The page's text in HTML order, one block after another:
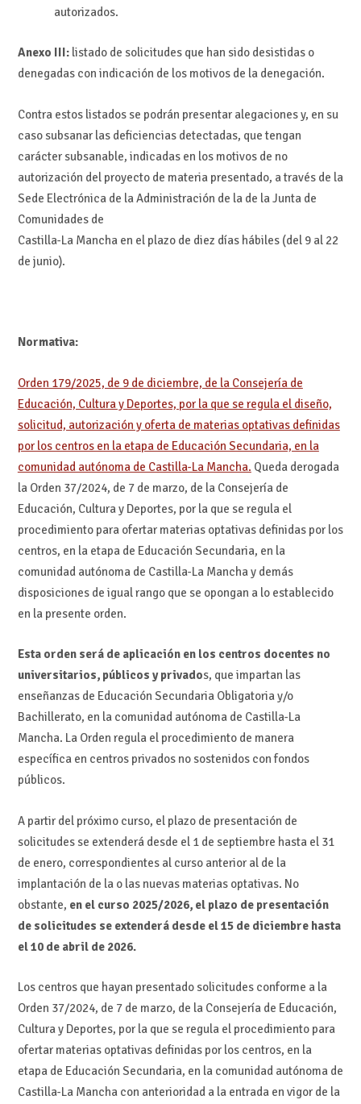
autorizados.
Anexo III:listado de solicitudes que han sido desistidas o
denegadas con indicación de los motivos de la denegación.
Contra estos listados se podrán presentar alegaciones y, en su
caso subsanar las deficiencias detectadas, que tengan
carácter subsanable, indicadas en los motivos de no
autorización del proyecto de materia presentado, a través de la
Sede Electrónica de la Administración de la de la Junta de
Comunidades de
Castilla-La Mancha en el plazo de diez días hábiles (del 9 al 22
de junio).
Normativa:
Orden 179/2025, de 9 de diciembre, de la Consejería de
Educación, Cultura y Deportes, por la que se regula el diseño,
solicitud, autorización y oferta de materias optativas definidas
por los centros en la etapa de Educación Secundaria, en la
comunidad autónoma de Castilla-La Mancha. Queda derogada
la Orden 37/2024, de 7 de marzo, de la Consejería de
Educación, Cultura y Deportes, por la que se regula el
procedimiento para ofertar materias optativas definidas por los
centros, en la etapa de Educación Secundaria, en la
comunidad autónoma de Castilla-La Mancha y demás
disposiciones de igual rango que se opongan a lo establecido
en la presente orden.
Esta orden será de aplicación en los centros docentes no
universitarios, públicos y privados, que impartan las
enseñanzas de Educación Secundaria Obligatoria y/o
Bachillerato, en la comunidad autónoma de Castilla-La
Mancha. La Orden regula el procedimiento de manera
específica en centros privados no sostenidos con fondos
públicos.
A partir del próximo curso, el plazo de presentación de
solicitudes se extenderá desde el 1 de septiembre hasta el 31
de enero, correspondientes al curso anterior al de la
implantación de la o las nuevas materias optativas. No
obstante, en el curso 2025/2026, el plazo de presentación
de solicitudes se extenderá desde el 15 de diciembre hasta
el 10 de abril de 2026.
Los centros que hayan presentado solicitudes conforme a la
Orden 37/2024, de 7 de marzo, de la Consejería de Educación,
Cultura y Deportes, por la que se regula el procedimiento para
ofertar materias optativas definidas por los centros, en la
etapa de Educación Secundaria, en la comunidad autónoma de
Castilla-La Mancha con anterioridad a la entrada en vigor de la